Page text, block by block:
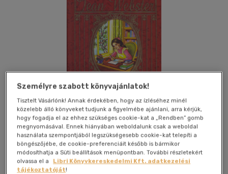
Kívánságlistához adom Megosztom
Személyre szabott könyvajánlatok!
Tisztelt Vásárlónk! Annak érdekében, hogy az ízléséhez minél
közelebb álló könyveket tudjunk a figyelmébe ajánlani, arra kérjük,
hogy fogadja el az ehhez szükséges cookie-kat a „Rendben” gomb
megnyomásával. Ennek hiányában weboldalunk csak a weboldal
használata szempontjából legszükségesebb cookie-kat telepíti a
böngészőjébe, de cookie-preferenciáit később is bármikor
módosíthatja a Süti beállítások menüpontban. További részletekért
olvassa el a
Libri Könyvkereskedelmi Kft. adatkezelési
tájékoztatóját!